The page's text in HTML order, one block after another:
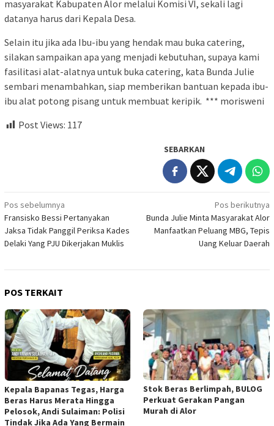
masyarakat Kabupaten Alor melalui Komisi VI, sekali lagi
datanya harus dari Kepala Desa.
Selain itu jika ada Ibu-ibu yang hendak mau buka catering,
silakan sampaikan apa yang menjadi kebutuhan, supaya kami
fasilitasi alat-alatnya untuk buka catering, kata Bunda Julie
sembari menambahkan, siap memberikan bantuan kepada ibu-
ibu alat potong pisang untuk membuat keripik. *** morisweni
Post Views: 117
SEBARKAN
Navigasi
pos
Pos sebelumnya
Fransisko Bessi Pertanyakan
Jaksa Tidak Panggil Periksa Kades
Delaki Yang PJU Dikerjakan Muklis
Pos berikutnya
Bunda Julie Minta Masyarakat Alor
Manfaatkan Peluang MBG, Tepis
Uang Keluar Daerah
POS TERKAIT
Kepala Bapanas Tegas, Harga
Beras Harus Merata Hingga
Pelosok, Andi Sulaiman: Polisi
Tindak Jika Ada Yang Bermain
Stok Beras Berlimpah, BULOG
Perkuat Gerakan Pangan
Murah di Alor